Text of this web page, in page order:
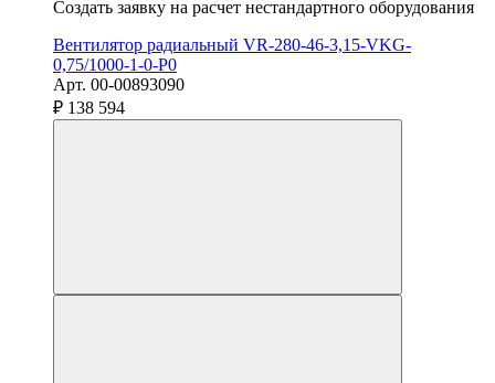
Создать заявку на расчет нестандартного оборудования
Вентилятор радиальный VR-280-46-3,15-VKG-
0,75/1000-1-0-P0
Арт. 00-00893090
₽ 138 594